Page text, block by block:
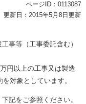
ページID：0113087
更新日：2015年5月8日更新
事等（工事委託含む）
円以上の工事又は製造
対象としています。
記をご参照ください。